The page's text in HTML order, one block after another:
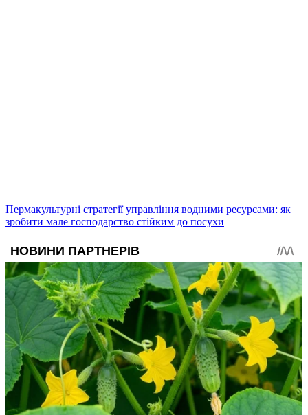
Пермакультурні стратегії управління водними ресурсами: як
зробити мале господарство стійким до посухи